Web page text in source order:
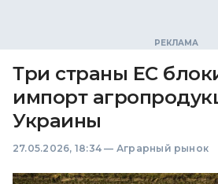
Три страны ЕС
импорт
Украины
27.05.2026, 18:34 — Аграрный рынок